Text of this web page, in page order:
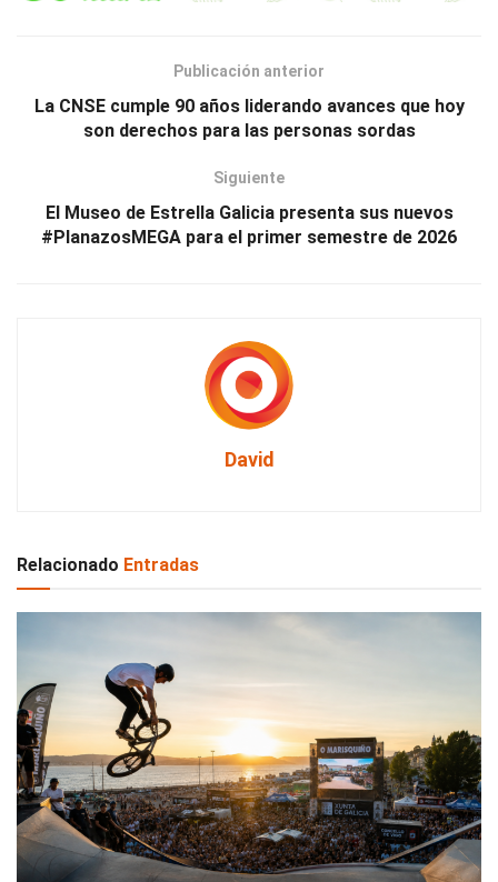
Publicación anterior
La CNSE cumple 90 años liderando avances que hoy
son derechos para las personas sordas
Siguiente
El Museo de Estrella Galicia presenta sus nuevos
#PlanazosMEGA para el primer semestre de 2026
David
Relacionado Entradas